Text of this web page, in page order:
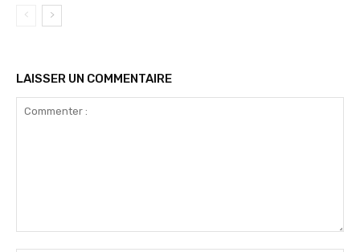
LAISSER UN COMMENTAIRE